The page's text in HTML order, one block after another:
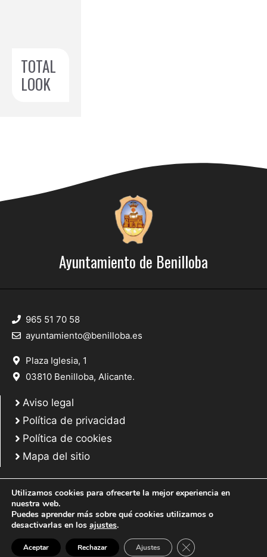
TOTAL
LOOK
Ayuntamiento de Benilloba
965 51 70 58
ayuntamiento@benilloba.es
Plaza Iglesia, 1
03810 Benilloba, Alicante.
Aviso legal
Política de privacidad
Política de cookies
Mapa del sitio
© 2025 Web desarrollada por el Servicio de Informática de Diputación de
Utilizamos cookies para ofrecerte la mejor experiencia en
nuestra web.
Puedes aprender más sobre qué cookies utilizamos o
desactivarlas en los ajustes.
Aceptar Rechazar Ajustes Cerrar el banner de